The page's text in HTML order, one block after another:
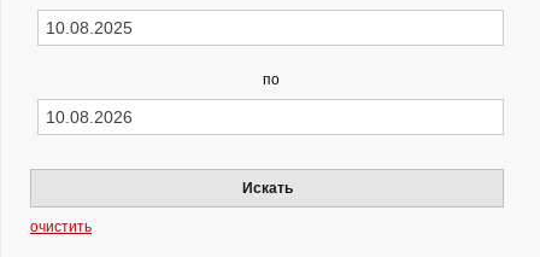
по
Искать
очистить